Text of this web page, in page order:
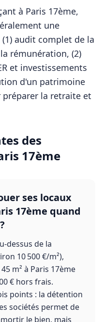
à Paris 17ème,
une
audit complet de la
rémunération, (2)
et investissements
d'un patrimoine
la retraite et
des
17ème
ses locaux
17ème quand
dessus de la
10 500 €/m²),
m² à Paris 17ème
€ hors frais.
points : la détention
sociétés permet de
le bien, mais